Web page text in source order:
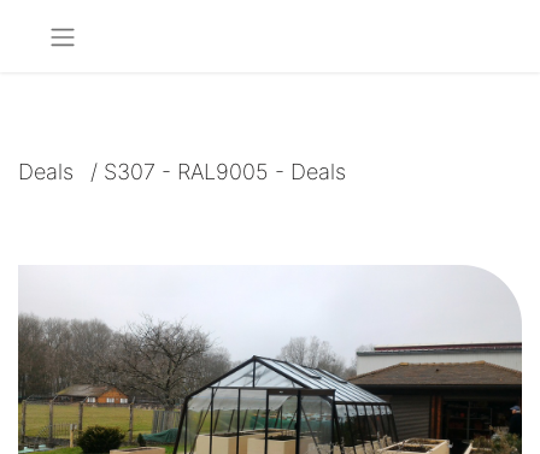
Deals / S307 - RAL9005 - Deals